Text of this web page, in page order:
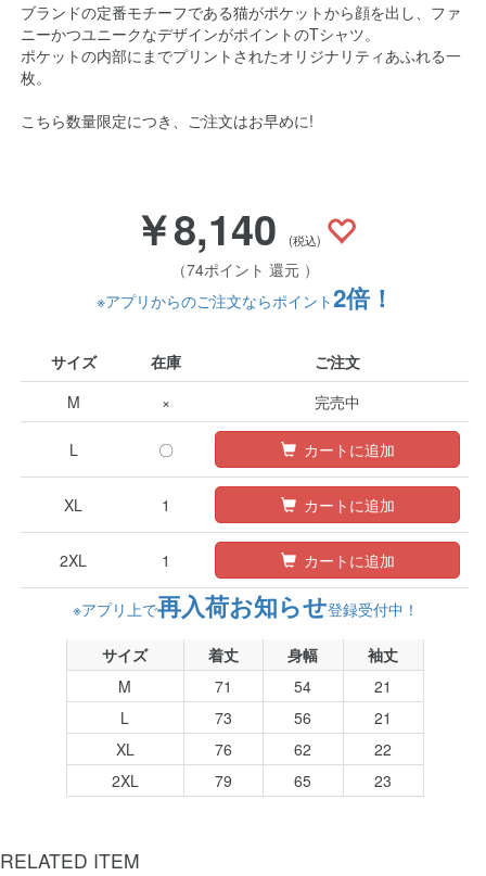
ブランドの定番モチーフである猫がポケットから顔を出し、ファ
ニーかつユニークなデザインがポイントのTシャツ。
ポケットの内部にまでプリントされたオリジナリティあふれる一
枚。
こちら数量限定につき、ご注文はお早めに!
￥8,140 (税込)
（74ポイント 還元 ）
※アプリからのご注文ならポイント2倍！
サイズ 在庫
ご注文
M
× 完売中
L 〇 カートに追加
XL 1 カートに追加
2XL 1 カートに追加
※アプリ上で再入荷お知らせ登録受付中！
サイズ 着丈 身幅
袖丈
M
71 54
21
L
73 56
21
XL
76 62
22
2XL
79 65 23
RELATED ITEM